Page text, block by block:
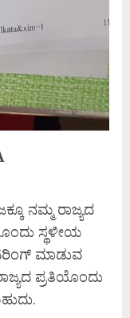
ನಮ್ಮ ರಾಜ್ಯದ
ಸ್ಥಳೀಯ
ಮಾಡುವ
ಪ್ರತಿಯೊಂದು